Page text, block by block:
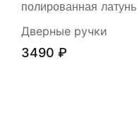
полированная латунь
Дверные ручки
3490 ₽